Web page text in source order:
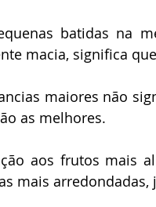
batidas na
macia, significa
maiores não
as melhores.
aos frutos mais
mais